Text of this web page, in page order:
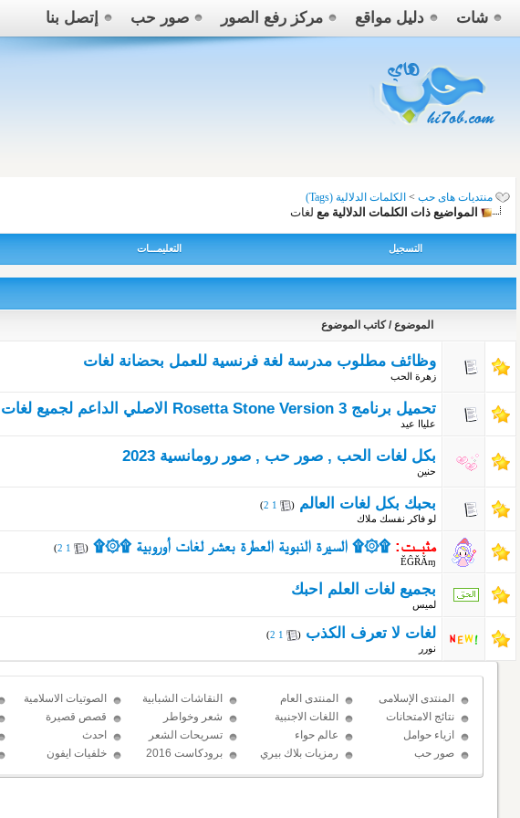
شات دليل مواقع مركز رفع الصور صور حب إتصل بنا
منتديات هاى حب > الكلمات الدلالية (Tags)
المواضيع ذات الكلمات الدلالية مع لغات
التسجيل التعليمـــات
الموضوع / كاتب الموضوع
وظائف مطلوب مدرسة لغة فرنسية للعمل بحضانة لغات
زهرة الحب
تحميل برنامج Rosetta Stone Version 3 الاصلي الداعم لجميع لغات العالم
علياا عيد
بكل لغات الحب , صور حب , صور رومانسية 2023
حنين
بحبك بكل لغات العالم (
1
2
)
لو فاكر نفسك ملاك
مثبــت: ۩۞۩ السيرة النبوية العطرة بعشر لغات أوروبية ۩۞۩ (
1
2
)
ĚĜŘĂɱ
بجميع لغات العلم احبك
لميس
لغات لا تعرف الكذب (
1
2
)
نورر
المنتدى الإسلامى المنتدى العام النقاشات الشبابية الصوتيات الاسلامية
نتائج الامتحانات
اللغات الاجنبية شعر وخواطر قصص قصيرة
ازياء حوامل
عالم حواء تسريحات الشعر
احدث
الإكسسوارات
صور حب
رمزيات بلاك بيري
برودكاست 2016
خلفيات ايفون